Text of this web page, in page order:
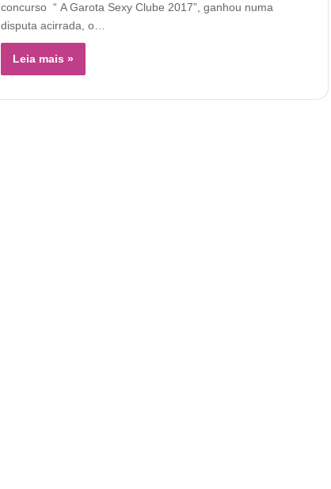
concurso “ A Garota Sexy Clube 2017”, ganhou numa
disputa acirrada, o…
Leia mais »